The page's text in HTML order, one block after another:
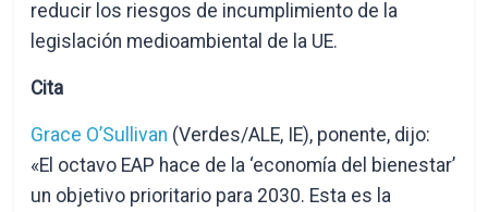
reducir los riesgos de incumplimiento de la
legislación medioambiental de la UE.
Cita
Grace O’Sullivan (Verdes/ALE, IE), ponente, dijo:
«El octavo EAP hace de la ‘economía del bienestar’
un objetivo prioritario para 2030. Esta es la